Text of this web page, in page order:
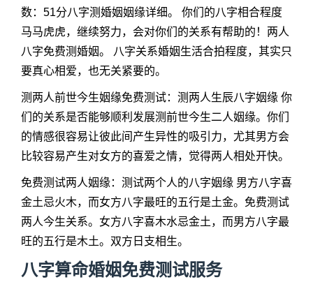
数：51分八字测婚姻姻缘详细。 你们的八字相合程度
马马虎虎，继续努力，会对你们的关系有帮助的！两人
八字免费测婚姻。 八字关系婚姻生活合拍程度，其实只
要真心相爱，也无关紧要的。
测两人前世今生姻缘免费测试：测两人生辰八字姻缘 你
们的关系是否能够顺利发展测前世今生二人姻缘。你们
的情感很容易让彼此间产生异性的吸引力，尤其男方会
比较容易产生对女方的喜爱之情，觉得两人相处开快。
免费测试两人姻缘：测试两个人的八字姻缘 男方八字喜
金土忌火木，而女方八字最旺的五行是土金。免费测试
两人今生关系。女方八字喜木水忌金土，而男方八字最
旺的五行是木土。双方日支相生。
八字算命婚姻免费测试服务